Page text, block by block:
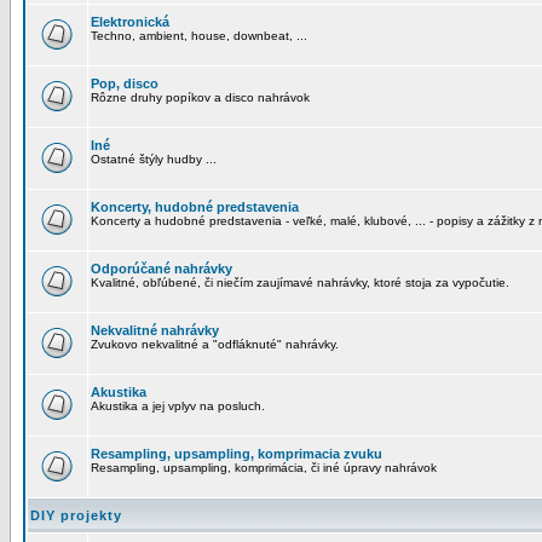
Elektronická
Techno, ambient, house, downbeat, ...
Pop, disco
Rôzne druhy popíkov a disco nahrávok
Iné
Ostatné štýly hudby ...
Koncerty, hudobné predstavenia
Koncerty a hudobné predstavenia - veľké, malé, klubové, ... - popisy a zážitky z
Odporúčané nahrávky
Kvalitné, obľúbené, či niečím zaujímavé nahrávky, ktoré stoja za vypočutie.
Nekvalitné nahrávky
Zvukovo nekvalitné a "odfláknuté" nahrávky.
Akustika
Akustika a jej vplyv na posluch.
Resampling, upsampling, komprimacia zvuku
Resampling, upsampling, komprimácia, či iné úpravy nahrávok
DIY projekty